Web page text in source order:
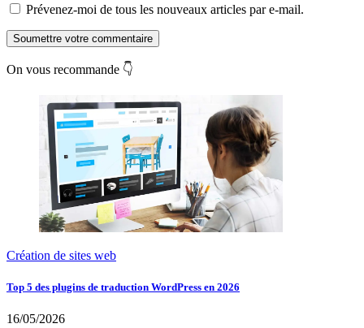
Prévenez-moi de tous les nouveaux articles par e-mail.
Soumettre votre commentaire
On vous recommande 👇
Création de sites web
Top 5 des plugins de traduction WordPress en 2026
16/05/2026